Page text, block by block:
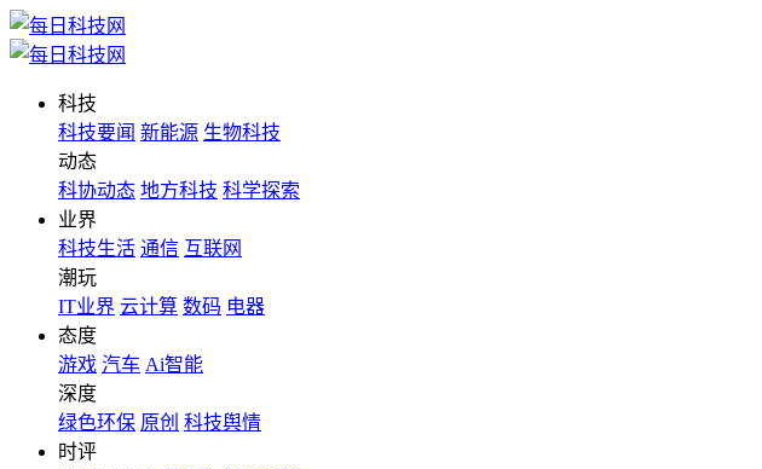
科技
科技要闻 新能源 生物科技
动态
科协动态 地方科技 科学探索
业界
科技生活 通信 互联网
潮玩
IT业界 云计算 数码 电器
态度
游戏 汽车 Ai智能
深度
绿色环保 原创 科技舆情
时评